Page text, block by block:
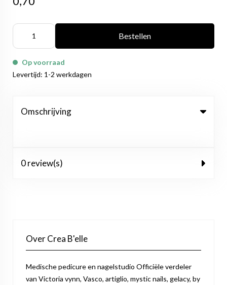
Bestellen
Op voorraad
Levertijd: 1-2 werkdagen
Omschrijving
0 review(s)
Over Crea B'elle
Medische pedicure en nagelstudio Officiële verdeler
van Victoria vynn, Vasco, artiglio, mystic nails, gelacy, by